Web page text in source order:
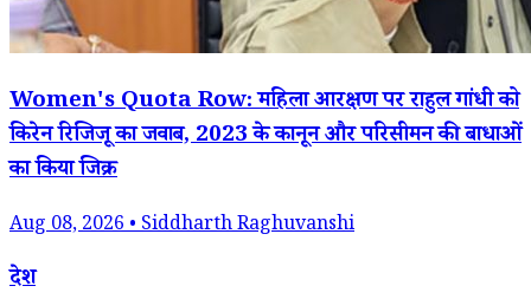
Women's Quota Row: महिला आरक्षण पर राहुल गांधी को
किरेन रिजिजू का जवाब, 2023 के कानून और परिसीमन की बाधाओं
का किया जिक्र
Aug 08, 2026 • Siddharth Raghuvanshi
देश